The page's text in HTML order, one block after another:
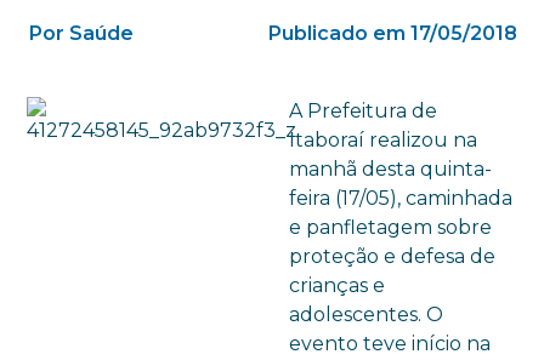
Por Saúde Publicado em 17/05/2018
A Prefeitura de
Itaboraí realizou na
manhã desta quinta-
feira (17/05), caminhada
e panfletagem sobre
proteção e defesa de
crianças e
adolescentes. O
evento teve início na